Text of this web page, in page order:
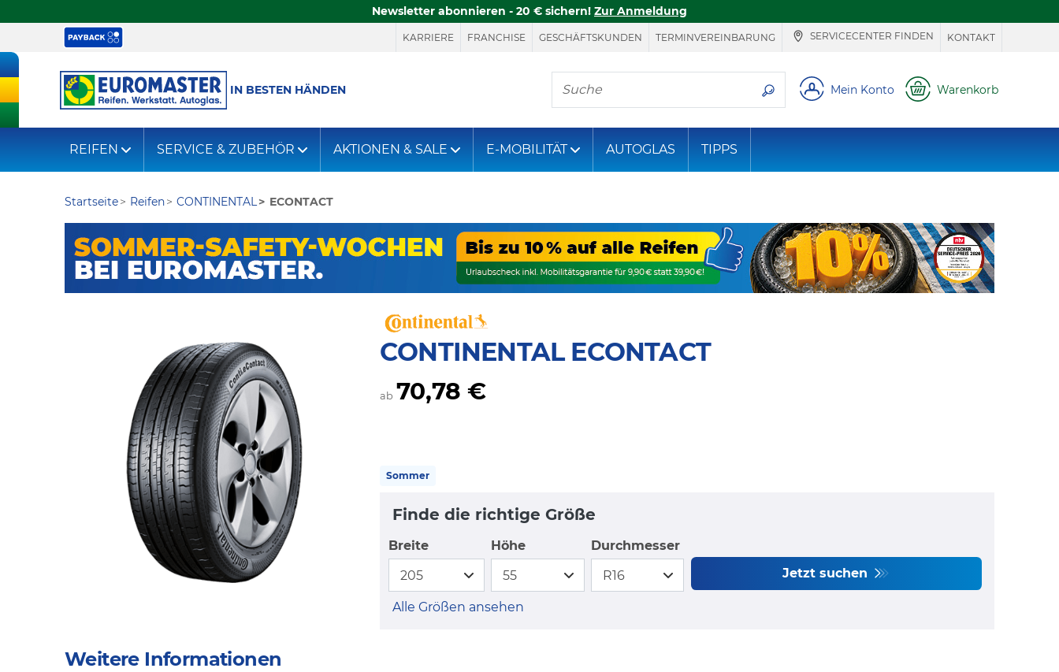
Newsletter abonnieren - 20 € sichern! Zur Anmeldung
KARRIERE FRANCHISE GESCHÄFTSKUNDEN TERMINVEREINBARUNG SERVICECENTER FINDEN KONTAKT
IN BESTEN HÄNDEN
Hier finden Sie, was Sie suchen
Mein Konto Warenkorb
REIFEN SERVICE & ZUBEHÖR AKTIONEN & SALE E-MOBILITÄT AUTOGLAS TIPPS
Startseite Reifen CONTINENTAL ECONTACT
CONTINENTAL ECONTACT
ab 70,78 €
Sommer
Finde die richtige Größe
Breite Höhe
Durchmesser
Jetzt suchen
Alle Größen ansehen
Weitere Informationen